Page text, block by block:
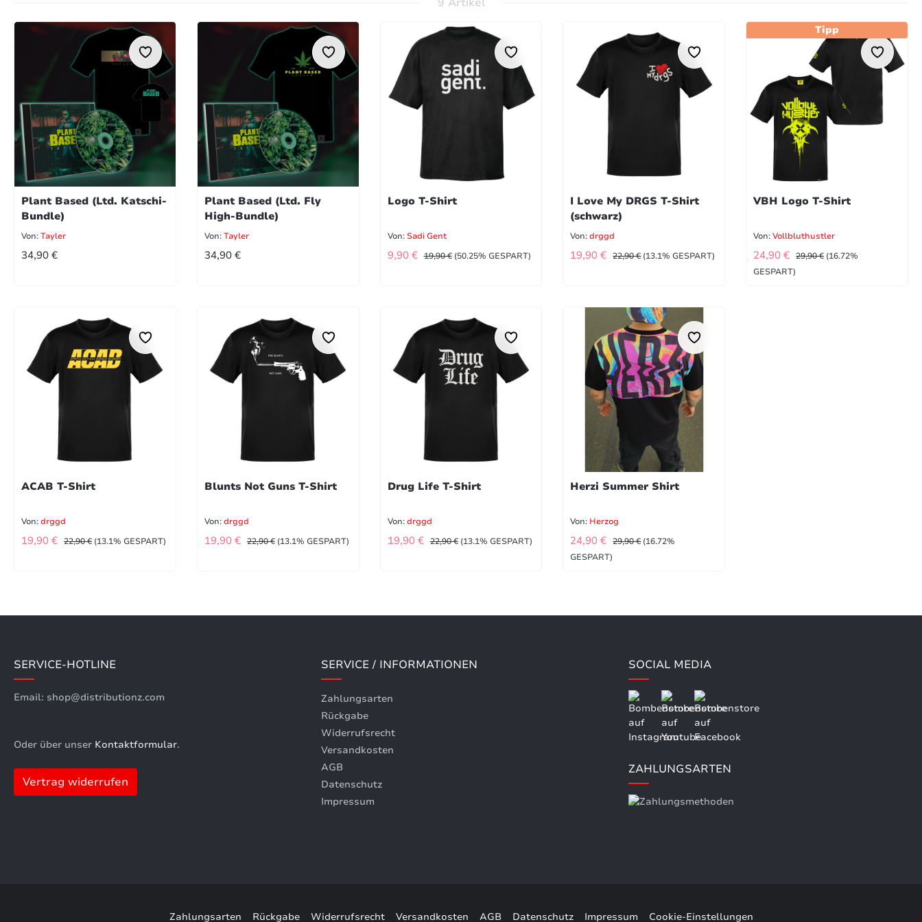
Plant Based (Ltd. Katschi-
Bundle)
Von:Tayler
REGULÄRER PREIS:
34,90 €
Plant Based (Ltd. Fly
High-Bundle)
Von:Tayler
REGULÄRER PREIS:
34,90 €
Logo T-Shirt
Von:Sadi Gent
VERKAUFSPREIS:
9,90 € REGULÄRER PREIS:
19,90 € (50.25% GESPART)
I Love My DRGS T-Shirt
(schwarz)
Von:drggd
VERKAUFSPREIS:
19,90 € REGULÄRER PREIS:
22,90 € (13.1% GESPART)
Tipp
VBH Logo T-Shirt
Von:Vollbluthustler
VERKAUFSPREIS:
24,90 € REGULÄRER PREIS:
29,90 € (16.72%
GESPART)
ACAB T-Shirt
Von:drggd
VERKAUFSPREIS:
19,90 € REGULÄRER PREIS:
22,90 € (13.1% GESPART)
Blunts Not Guns T-Shirt
Von:drggd
VERKAUFSPREIS:
19,90 € REGULÄRER PREIS:
22,90 € (13.1% GESPART)
Drug Life T-Shirt
Von:drggd
VERKAUFSPREIS:
19,90 € REGULÄRER PREIS:
22,90 € (13.1% GESPART)
Herzi Summer Shirt
Von: Herzog
VERKAUFSPREIS:
24,90 € REGULÄRER PREIS:
29,90 € (16.72%
GESPART)
SERVICE-HOTLINE
Email: shop@distributionz.com
Oder über unser Kontaktformular.
Vertrag widerrufen
SERVICE / INFORMATIONEN
Zahlungsarten
Rückgabe
Widerrufsrecht
Versandkosten
AGB
Datenschutz
Impressum
SOCIAL MEDIA
ZAHLUNGSARTEN
Zahlungsarten Rückgabe Widerrufsrecht Versandkosten AGB Datenschutz Impressum Cookie-Einstellungen